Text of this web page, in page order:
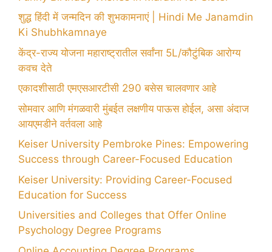
शुद्ध हिंदी में जन्मदिन की शुभकामनाएं | Hindi Me Janamdin
Ki Shubhkamnaye
केंद्र-राज्य योजना महाराष्ट्रातील सर्वांना 5L/कौटुंबिक आरोग्य
कवच देते
एकादशीसाठी एमएसआरटीसी 290 बसेस चालवणार आहे
सोमवार आणि मंगळवारी मुंबईत लक्षणीय पाऊस होईल, असा अंदाज
आयएमडीने वर्तवला आहे
Keiser University Pembroke Pines: Empowering
Success through Career-Focused Education
Keiser University: Providing Career-Focused
Education for Success
Universities and Colleges that Offer Online
Psychology Degree Programs